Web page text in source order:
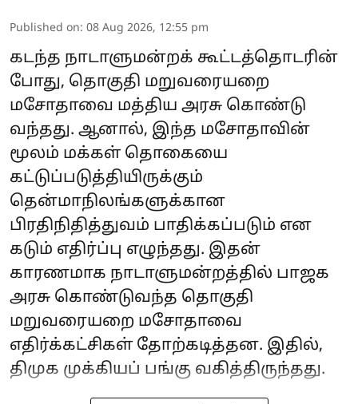
Published on: 08 Aug 2026, 12:55 pm
கடந்த நாடாளுமன்றக் கூட்டத்தொடரின்
போது, தொகுதி மறுவரையறை
மசோதாவை மத்திய அரசு கொண்டு
வந்தது. ஆனால், இந்த மசோதாவின்
மூலம் மக்கள் தொகையை
கட்டுப்படுத்தியிருக்கும்
தென்மாநிலங்களுக்கான
பிரதிநிதித்துவம் பாதிக்கப்படும் என
கடும் எதிர்ப்பு எழுந்தது. இதன்
காரணமாக நாடாளுமன்றத்தில் பாஜக
அரசு கொண்டுவந்த தொகுதி
மறுவரையறை மசோதாவை
எதிர்க்கட்சிகள் தோற்கடித்தன. இதில்,
திமுக முக்கியப் பங்கு வகித்திருந்தது.